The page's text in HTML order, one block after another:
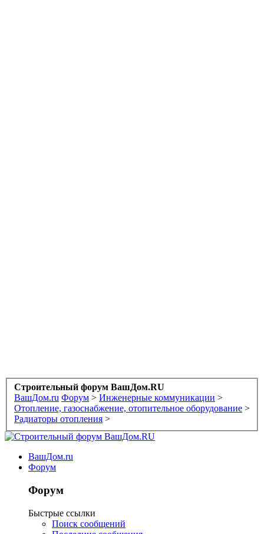
Строительный форум ВашДом.RU
ВашДом.ru Форум > Инженерные коммуникации >
Отопление, газоснабжение, отопительное оборудование >
Радиаторы отопления >
ВашДом.ru
Форум
Форум
Быстрые ссылки
Поиск сообщений